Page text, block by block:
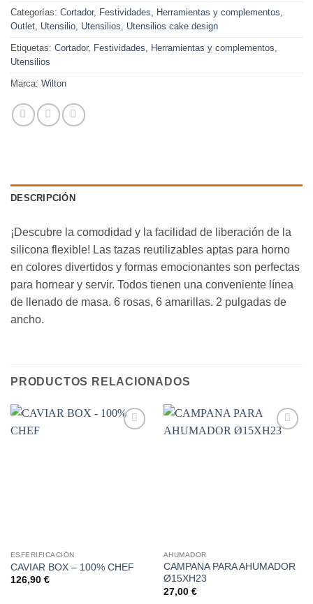
Categorías: Cortador, Festividades, Herramientas y complementos,
Outlet, Utensilio, Utensilios, Utensilios cake design
Etiquetas: Cortador, Festividades, Herramientas y complementos,
Utensilios
Marca: Wilton
DESCRIPCIÓN
¡Descubre la comodidad y la facilidad de liberación de la
silicona flexible! Las tazas reutilizables aptas para horno
en colores divertidos y formas emocionantes son perfectas
para hornear y servir. Todos tienen una conveniente línea
de llenado de masa. 6 rosas, 6 amarillas. 2 pulgadas de
ancho.
PRODUCTOS RELACIONADOS
ESFERIFICACIÓN
CAVIAR BOX – 100% CHEF
126,90 €
AHUMADOR
CAMPANA PARA AHUMADOR
Ø15XH23
27,00 €